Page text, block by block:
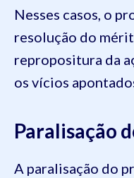
Nesses casos, o
resolução do
repropositura da
os vícios
Paralisação
A paralisação do